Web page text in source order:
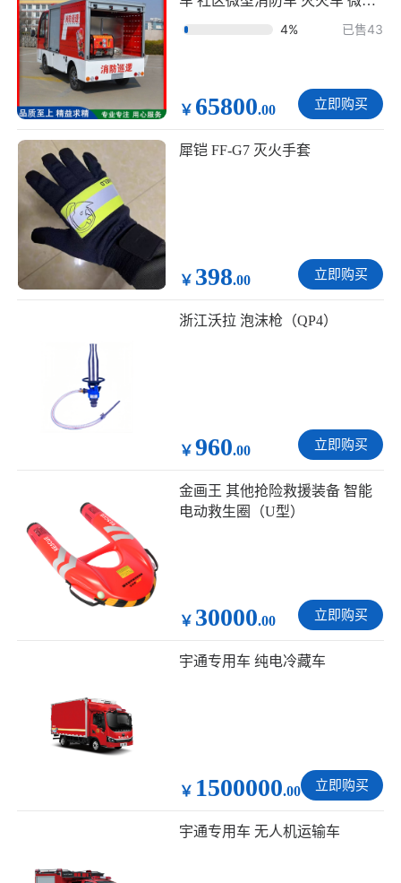
4% 已售43
￥ 65800.00 立即购买
犀铠 FF-G7 灭火手套
￥ 398.00 立即购买
浙江沃拉 泡沫枪（QP4）
￥ 960.00 立即购买
金画王 其他抢险救援装备 智能
电动救生圈（U型）
￥ 30000.00 立即购买
宇通专用车 纯电冷藏车
￥ 1500000.00 立即购买
宇通专用车 无人机运输车